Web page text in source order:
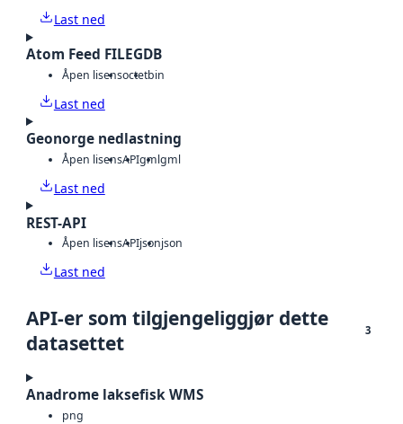
Last ned
Atom Feed FILEGDB
Åpen lisensoctetbin
Last ned
Geonorge nedlastning
Åpen lisensAPIgmlgml
Last ned
REST-API
Åpen lisensAPIjsonjson
Last ned
API-er som tilgjengeliggjør dette
datasettet
3
Anadrome laksefisk WMS
png